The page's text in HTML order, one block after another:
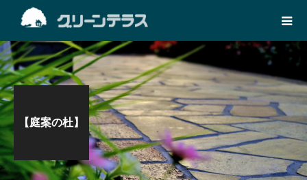
【庭案の杜】